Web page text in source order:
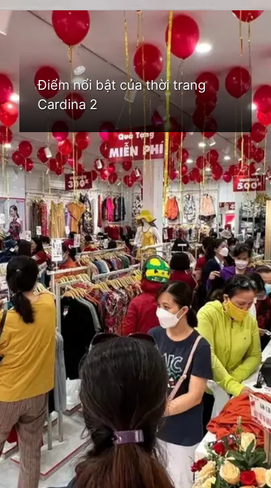
Đang mở https://idep.edu.vn/thoi-trang-cardina-66
Điểm nổi bật của thời trang
Cardina 2